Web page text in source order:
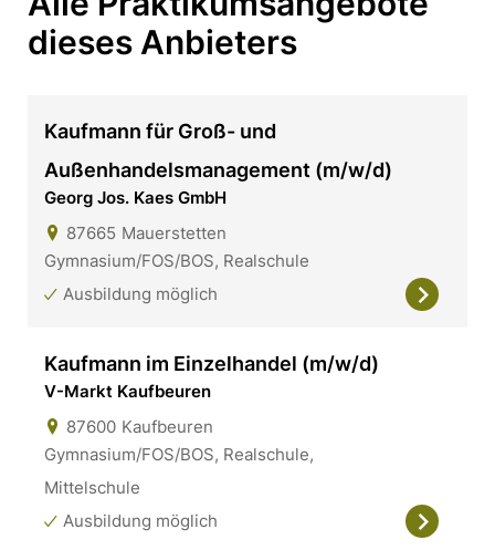
dieses Anbieters
Kaufmann für Groß- und
Außenhandelsmanagement (m/w/d)
Georg Jos. Kaes GmbH
87665 Mauerstetten
Gymnasium/FOS/BOS, Realschule
Ausbildung möglich
Kaufmann im Einzelhandel (m/w/d)
V-Markt Kaufbeuren
87600 Kaufbeuren
Gymnasium/FOS/BOS, Realschule,
Mittelschule
Ausbildung möglich